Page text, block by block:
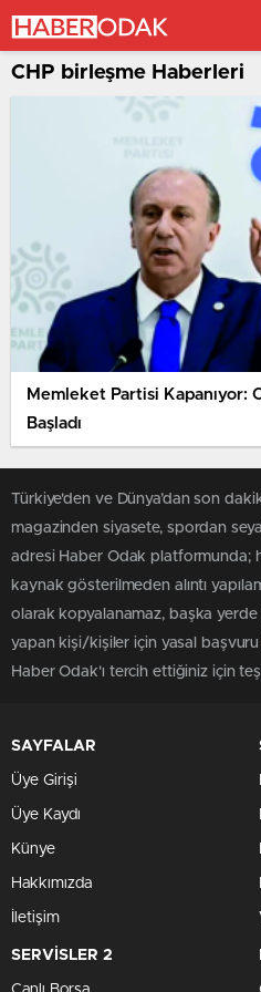
CHP birleşme Haberleri
Memleket Partisi Kapanıyor:
Başladı
Türkiye'den ve Dünya’dan son
magazinden siyasete, spordan
adresi Haber Odak platformunda;
kaynak gösterilmeden alıntı
olarak kopyalanamaz, başka yerde
yapan kişi/kişiler için yasal başvuru
Haber Odak'ı tercih ettiğiniz için
SAYFALAR
Üye Girişi
Üye Kaydı
Künye
Hakkımızda
İletişim
SERVİSLER 2